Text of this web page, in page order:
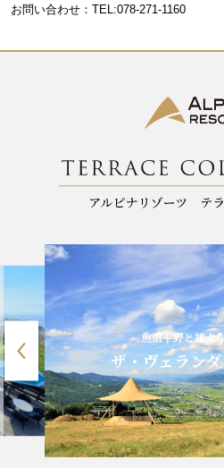
お問い合わせ：TEL:078-271-1160
魚沼平野と雄大
ザ・ヴェラン